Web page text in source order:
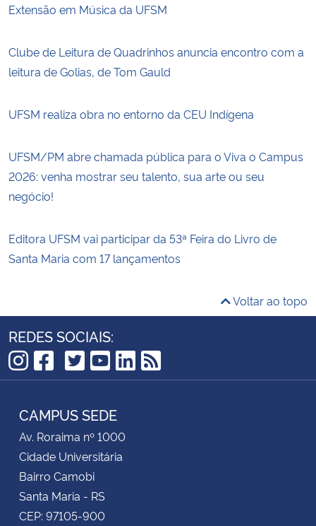
Extensão em Música da UFSM
Clube de Leitura de Quadrinhos anuncia encontro com a
leitura de Golias, de Tom Gauld
UFSM realiza obra no entorno da CEU Indígena
UFSM/PM abre chamada pública para o Viva o Campus
2026: venha mostrar seu talento, sua arte ou seu
negócio!
Editora UFSM vai participar da 53ª Feira do Livro de
Santa Maria com 17 lançamentos
Voltar ao topo
REDES SOCIAIS:
Instagram
Facebook
TikTok
Twitter
YouTube
LinkedIn
RSS
CAMPUS SEDE
Av. Roraima nº 1000
Cidade Universitária
Bairro Camobi
Santa Maria - RS
CEP: 97105-900